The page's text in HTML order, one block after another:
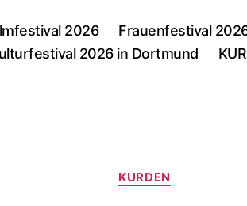
2026 Frauenfestival
2026 in Dortmund
Kategorien
KURDEN